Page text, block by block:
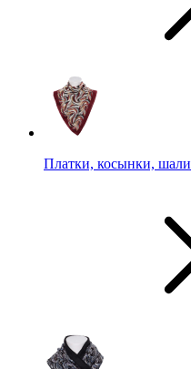
Платки, косынки, шали